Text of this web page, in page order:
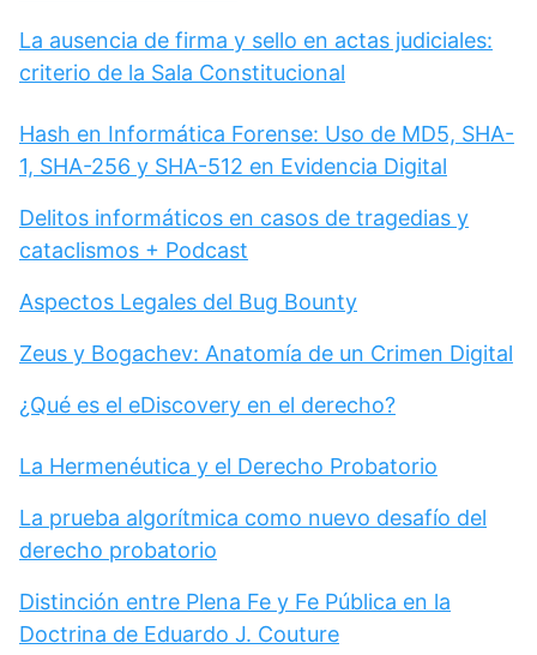
La ausencia de firma y sello en actas judiciales:
criterio de la Sala Constitucional
Hash en Informática Forense: Uso de MD5, SHA-
1, SHA-256 y SHA-512 en Evidencia Digital
Delitos informáticos en casos de tragedias y
cataclismos + Podcast
Aspectos Legales del Bug Bounty
Zeus y Bogachev: Anatomía de un Crimen Digital
¿Qué es el eDiscovery en el derecho?
La Hermenéutica y el Derecho Probatorio
La prueba algorítmica como nuevo desafío del
derecho probatorio
Distinción entre Plena Fe y Fe Pública en la
Doctrina de Eduardo J. Couture